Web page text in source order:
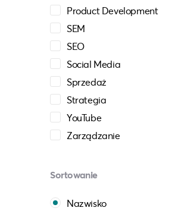
Product Development
SEM
SEO
Social Media
Sprzedaż
Strategia
YouTube
Zarządzanie
Sortowanie
Nazwisko